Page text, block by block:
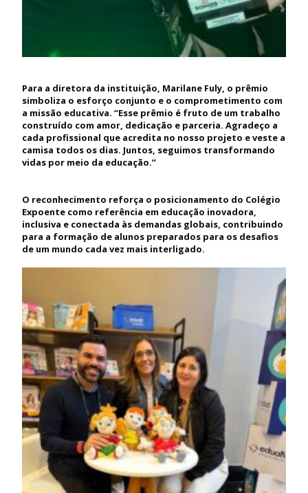
Para a diretora da instituição, Marilane Fuly, o prêmio
simboliza o esforço conjunto e o comprometimento com
a missão educativa. “Esse prêmio é fruto de um trabalho
construído com amor, dedicação e parceria. Agradeço a
cada profissional que acredita no nosso projeto e veste a
camisa todos os dias. Juntos, seguimos transformando
vidas por meio da educação.”
O reconhecimento reforça o posicionamento do Colégio
Expoente como referência em educação inovadora,
inclusiva e conectada às demandas globais, contribuindo
para a formação de alunos preparados para os desafios
de um mundo cada vez mais interligado.